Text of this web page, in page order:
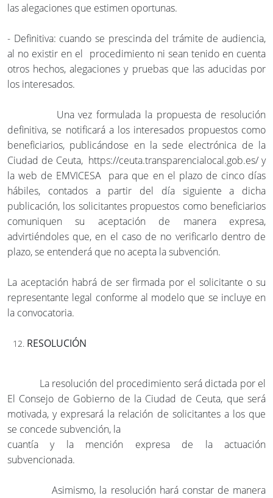
las alegaciones que estimen oportunas.
- Definitiva: cuando se prescinda del trámite de audiencia,
al no existir en el procedimiento ni sean tenido en cuenta
otros hechos, alegaciones y pruebas que las aducidas por
los interesados.
Una vez formulada la propuesta de resolución
definitiva, se notificará a los interesados propuestos como
beneficiarios, publicándose en la sede electrónica de la
Ciudad de Ceuta, https://ceuta.transparencialocal.gob.es/ y
la web de EMVICESA para que en el plazo de cinco días
hábiles, contados a partir del día siguiente a dicha
publicación, los solicitantes propuestos como beneficiarios
comuniquen su aceptación de manera expresa,
advirtiéndoles que, en el caso de no verificarlo dentro de
plazo, se entenderá que no acepta la subvención.
La aceptación habrá de ser firmada por el solicitante o su
representante legal conforme al modelo que se incluye en
la convocatoria.
RESOLUCIÓN
La resolución del procedimiento será dictada por el
El Consejo de Gobierno de la Ciudad de Ceuta, que será
motivada, y expresará la relación de solicitantes a los que
se concede subvención, la
cuantía y la mención expresa de la actuación
subvencionada.
Asimismo, la resolución hará constar de manera